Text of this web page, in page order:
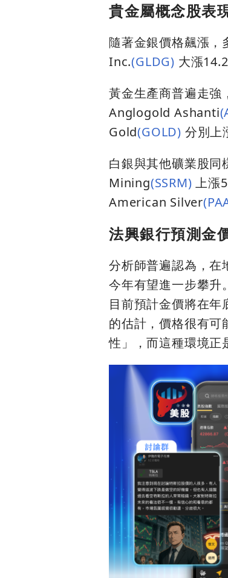
貴金屬概念股表
隨著金銀價格飆漲
Inc.(GLDG) 大漲
黃金生產商普遍走
Anglogold Ashanti
Gold(GOLD) 分別上
白銀與其他礦業股
Mining(SSRM) 上漲
American Silver
法興銀行預測金
分析師普遍認為，在
今年有望進一步攀
目前預計金價將在
的估計，價格很有可
性」，而這種環境正